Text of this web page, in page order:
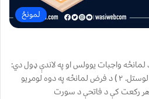
لمونځ‌
واجبات یوولس او په لاندې ډول دي:
١ ) د فاتحې ، الحمد لله ، د سورت لوستل. ٢ ) د فرض لمانځه په دوه لومړيو
هر رکعت کې د فاتحې د سورت